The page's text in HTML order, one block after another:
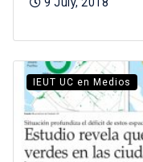
IEUT UC en Medios